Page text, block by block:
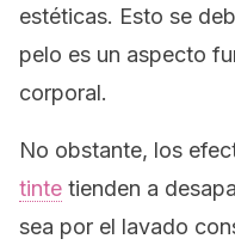
estéticas. Esto se
pelo es un aspecto
corporal.
No obstante, los
tinte tienden a
sea por el lavado